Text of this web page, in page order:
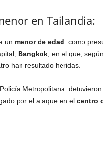
en Tailandia:
un menor de edad como
Bangkok, en el que,
han resultado heridas.
Metropolitana
por el ataque en el centro